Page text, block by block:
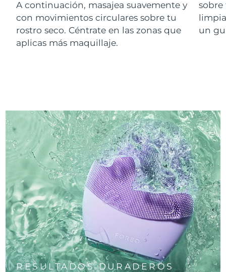
A continuación, masajea suavemente y
con movimientos circulares sobre tu
rostro seco. Céntrate en las zonas que
aplicas más maquillaje.
un
RESULTADOS DURADEROS